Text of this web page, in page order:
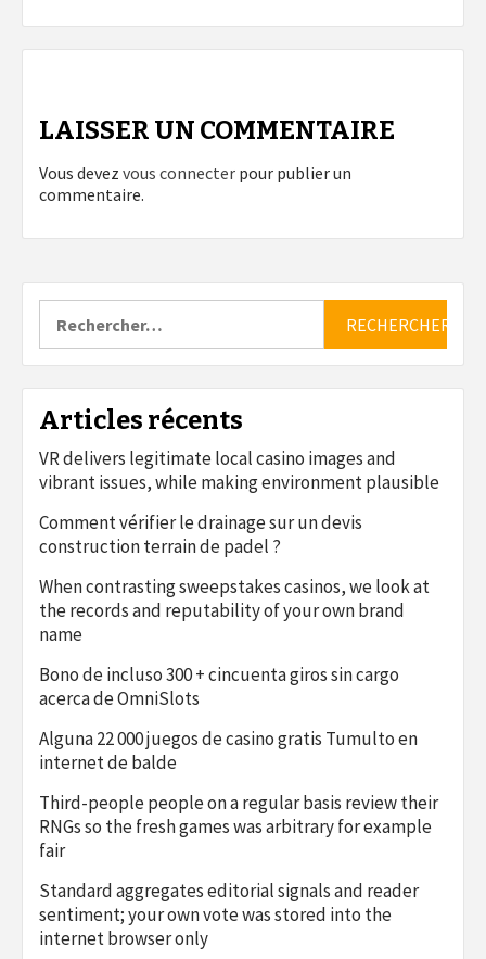
LAISSER UN COMMENTAIRE
Vous devez vous connecter pour publier un
commentaire.
Articles récents
VR delivers legitimate local casino images and
vibrant issues, while making environment plausible
Comment vérifier le drainage sur un devis
construction terrain de padel ?
When contrasting sweepstakes casinos, we look at
the records and reputability of your own brand
name
Bono de incluso 300 + cincuenta giros sin cargo
acerca de OmniSlots
Alguna 22 000 juegos de casino gratis Tumulto en
internet de balde
Third-people people on a regular basis review their
RNGs so the fresh games was arbitrary for example
fair
Standard aggregates editorial signals and reader
sentiment; your own vote was stored into the
internet browser only